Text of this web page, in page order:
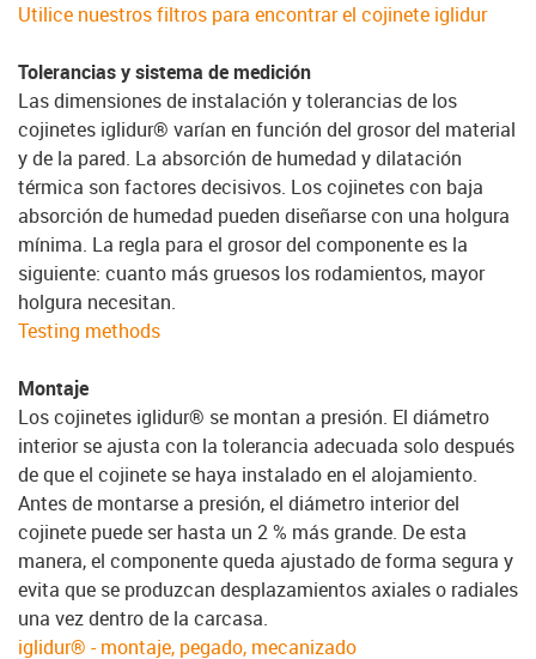
Utilice nuestros filtros para encontrar el cojinete iglidur
Tolerancias y sistema de medición
Las dimensiones de instalación y tolerancias de los
cojinetes iglidur® varían en función del grosor del material
y de la pared. La absorción de humedad y dilatación
térmica son factores decisivos. Los cojinetes con baja
absorción de humedad pueden diseñarse con una holgura
mínima. La regla para el grosor del componente es la
siguiente: cuanto más gruesos los rodamientos, mayor
holgura necesitan.
Testing methods
Montaje
Los cojinetes iglidur® se montan a presión. El diámetro
interior se ajusta con la tolerancia adecuada solo después
de que el cojinete se haya instalado en el alojamiento.
Antes de montarse a presión, el diámetro interior del
cojinete puede ser hasta un 2 % más grande. De esta
manera, el componente queda ajustado de forma segura y
evita que se produzcan desplazamientos axiales o radiales
una vez dentro de la carcasa.
iglidur® - montaje, pegado, mecanizado